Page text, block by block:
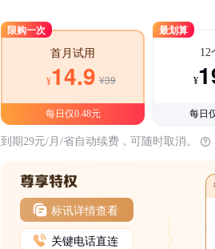
限购一次
首月试用
¥14.9 ¥39
每日仅0.48元
最划算
12
¥
每日
到期29元/月/省自动续费，可随时取消。
标讯详情查看
关键电话直连